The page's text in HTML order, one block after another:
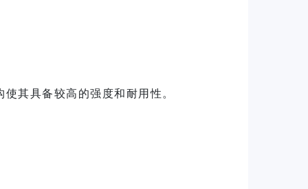
其具备较高的强度和耐用性。